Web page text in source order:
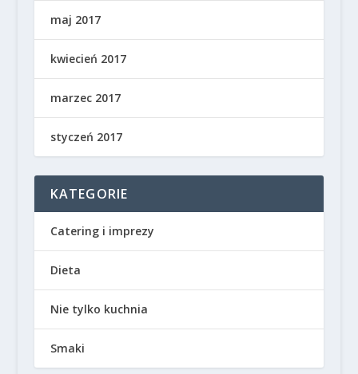
maj 2017
kwiecień 2017
marzec 2017
styczeń 2017
KATEGORIE
Catering i imprezy
Dieta
Nie tylko kuchnia
Smaki